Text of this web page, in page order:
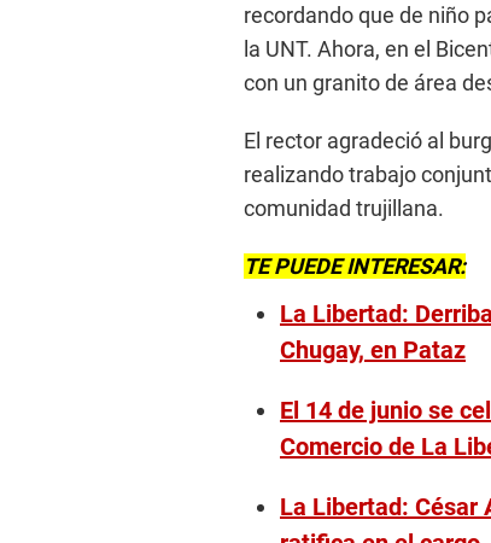
recordando que de niño
la UNT. Ahora, en el
con un granito de área
El rector agradeció al
realizando trabajo
comunidad trujillana.
TE PUEDE INTERESAR:
La Libertad:
Chugay, en Pataz
El 14 de junio se
Comercio de La
La Libertad: César